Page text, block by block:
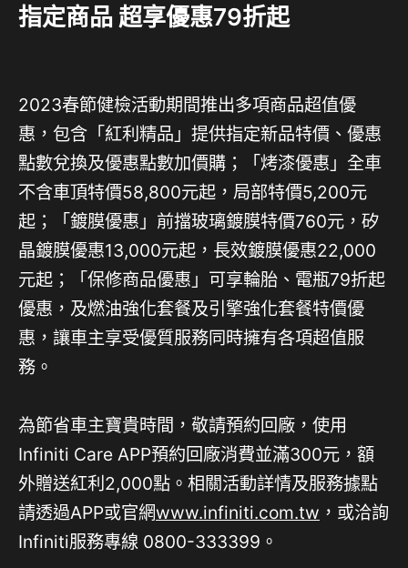
指定商品 超享優惠79折起
2023春節健檢活動期間推出多項商品超值優
惠，包含「紅利精品」提供指定新品特價、優惠
點數兌換及優惠點數加價購；「烤漆優惠」全車
不含車頂特價58,800元起，局部特價5,200元
起；「鍍膜優惠」前擋玻璃鍍膜特價760元，矽
晶鍍膜優惠13,000元起，長效鍍膜優惠22,000
元起；「保修商品優惠」可享輪胎、電瓶79折起
優惠，及燃油強化套餐及引擎強化套餐特價優
惠，讓車主享受優質服務同時擁有各項超值服
務。
為節省車主寶貴時間，敬請預約回廠，使用
Infiniti Care APP預約回廠消費並滿300元，額
外贈送紅利2,000點。相關活動詳情及服務據點
請透過APP或官網www.infiniti.com.tw ，或洽詢
Infiniti服務專線 0800-333399。